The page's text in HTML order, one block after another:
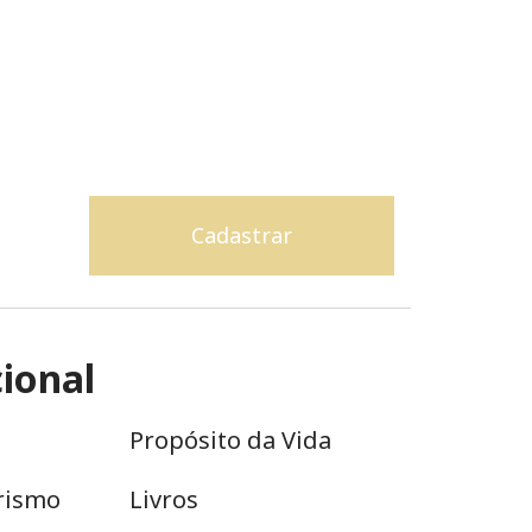
Propósito da Vida
Livros